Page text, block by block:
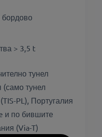
> 3,5 t
тунел
тунел
PL), Португалия
и по бившите
(Via-T)